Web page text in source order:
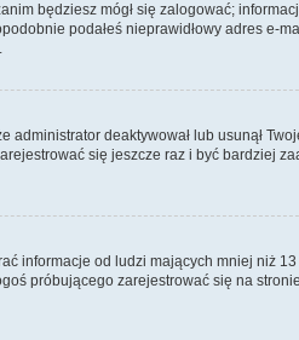
będziesz mógł się zalogować;
podałeś nieprawidłowy adres e-
deaktywował lub usunął
się jeszcze raz i być bardziej
informacje od ludzi mających mniej niż 13
próbującego zarejestrować się na